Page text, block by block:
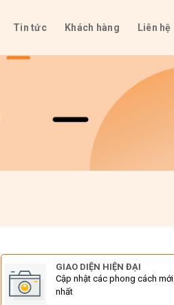
Tin tức Khách hàng Liên hệ
GIAO DIỆN HIỆN ĐẠI
Cập nhật các phong cách mới
nhất